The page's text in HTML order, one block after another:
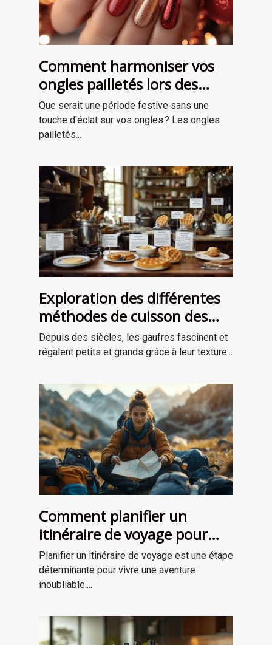
Comment harmoniser vos
ongles pailletés lors des
fêtes ?
Que serait une période festive sans une
touche d'éclat sur vos ongles ? Les ongles
pailletés...
Exploration des différentes
méthodes de cuisson des
gaufres à travers les âges
Depuis des siècles, les gaufres fascinent et
régalent petits et grands grâce à leur texture...
Comment planifier un
itinéraire de voyage pour
une aventure mémorable
Planifier un itinéraire de voyage est une étape
déterminante pour vivre une aventure
inoubliable....